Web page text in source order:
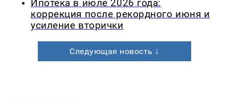
Ипотека в июле 2026 года:
коррекция после рекордного июня и
усиление вторички
Следующая новость ↓